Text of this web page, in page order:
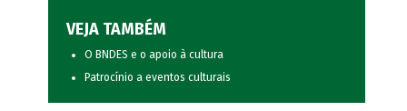
VEJA TAMBÉM
O BNDES e o apoio à cultura
Patrocínio a eventos culturais